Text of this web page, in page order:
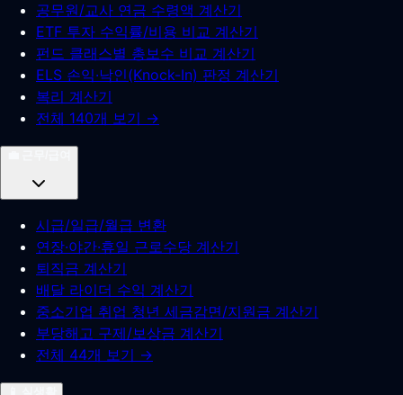
공무원/교사 연금 수령액 계산기
ETF 투자 수익률/비용 비교 계산기
펀드 클래스별 총보수 비교 계산기
ELS 손익·낙인(Knock-In) 판정 계산기
복리 계산기
전체 140개 보기 →
시급/일급/월급 변환
연장·야간·휴일 근로수당 계산기
퇴직금 계산기
배달 라이더 수익 계산기
중소기업 취업 청년 세금감면/지원금 계산기
부당해고 구제/보상금 계산기
전체 44개 보기 →